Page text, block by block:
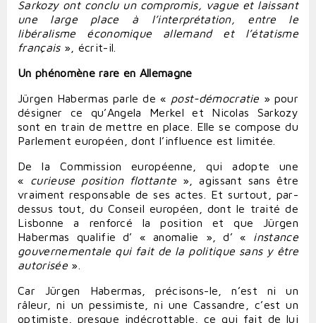
Sarkozy ont conclu un compromis, vague et laissant
une large place à l’interprétation, entre le
libéralisme économique allemand et l’étatisme
français», écrit-il.
Un phénomène rare en Allemagne
Jürgen Habermas parle de « post-démocratie » pour
désigner ce qu’Angela Merkel et Nicolas Sarkozy
sont en train de mettre en place. Elle se compose du
Parlement européen, dont l’influence est limitée.
De la Commission européenne, qui adopte une
« curieuse position flottante », agissant sans être
vraiment responsable de ses actes. Et surtout, par-
dessus tout, du Conseil européen, dont le traité de
Lisbonne a renforcé la position et que Jürgen
Habermas qualifie d’ « anomalie », d’ « instance
gouvernementale qui fait de la politique sans y être
autorisée».
Car Jürgen Habermas, précisons-le, n’est ni un
râleur, ni un pessimiste, ni une Cassandre, c’est un
optimiste, presque indécrottable, ce qui fait de lui